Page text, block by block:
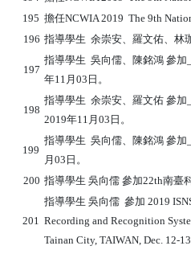
195 擔任NCWIA 2019 The 9th
196 指導學生 余崇安、羅文佑、林
197
指導學生 吳向儒、陳銘鴻 參加
年11月03日。
198
指導學生 余崇安、羅文佑 參加
2019年11月03日。
199
指導學生 吳向儒、陳銘鴻 參加
月03日。
200 指導學生 吳向儒 參加22th南臺
201
指導學生 吳向儒 參加 2019
Recording and Recognition
Tainan City, TAIWAN, Dec. 12-